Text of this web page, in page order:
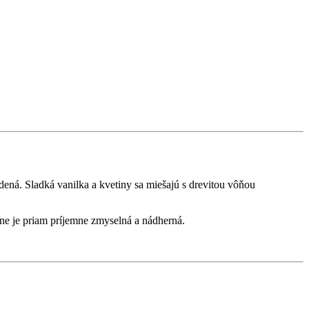
Sladká vanilka a kvetiny sa miešajú s drevitou vôňou
je priam príjemne zmyselná a nádherná.